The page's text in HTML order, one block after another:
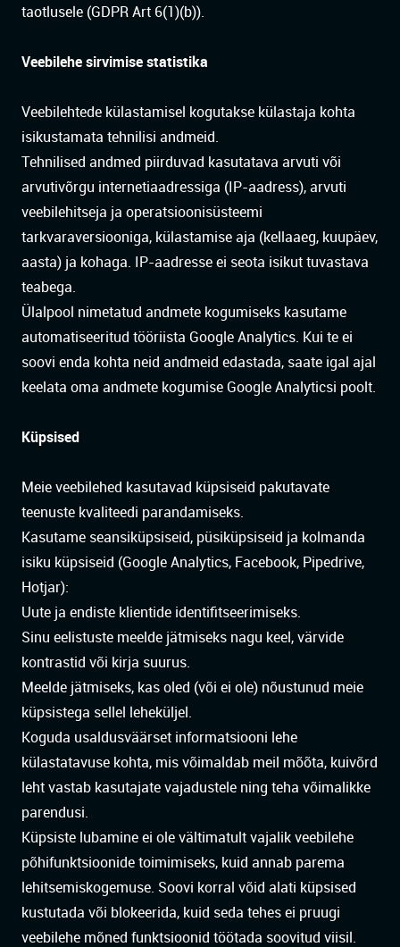
taotlusele (GDPR Art 6(1)(b)).
Veebilehe sirvimise statistika
Veebilehtede külastamisel kogutakse külastaja kohta
isikustamata tehnilisi andmeid.
Tehnilised andmed piirduvad kasutatava arvuti või
arvutivõrgu internetiaadressiga (IP-aadress), arvuti
veebilehitseja ja operatsioonisüsteemi
tarkvaraversiooniga, külastamise aja (kellaaeg, kuupäev,
aasta) ja kohaga. IP-aadresse ei seota isikut tuvastava
teabega.
Ülalpool nimetatud andmete kogumiseks kasutame
automatiseeritud tööriista Google Analytics. Kui te ei
soovi enda kohta neid andmeid edastada, saate igal ajal
keelata oma andmete kogumise Google Analyticsi poolt.
Küpsised
Meie veebilehed kasutavad küpsiseid pakutavate
teenuste kvaliteedi parandamiseks.
Kasutame seansiküpsiseid, püsiküpsiseid ja kolmanda
isiku küpsiseid (Google Analytics, Facebook, Pipedrive,
Hotjar):
Uute ja endiste klientide identifitseerimiseks.
Sinu eelistuste meelde jätmiseks nagu keel, värvide
kontrastid või kirja suurus.
Meelde jätmiseks, kas oled (või ei ole) nõustunud meie
küpsistega sellel leheküljel.
Koguda usaldusväärset informatsiooni lehe
külastatavuse kohta, mis võimaldab meil mõõta, kuivõrd
leht vastab kasutajate vajadustele ning teha võimalikke
parendusi.
Küpsiste lubamine ei ole vältimatult vajalik veebilehe
põhifunktsioonide toimimiseks, kuid annab parema
lehitsemiskogemuse. Soovi korral võid alati küpsised
kustutada või blokeerida, kuid seda tehes ei pruugi
veebilehe mõned funktsioonid töötada soovitud viisil.